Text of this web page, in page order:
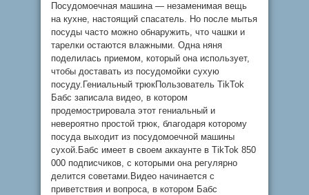
Посудомоечная машина — незаменимая вещь
на кухне, настоящий спасатель. Но после мытья
посуды часто можно обнаружить, что чашки и
тарелки остаются влажными. Одна няня
поделилась приемом, который она использует,
чтобы доставать из посудомойки сухую
посуду.Гениальный трюкПользователь TikTok
Бабс записала видео, в котором
продемострировала этот гениальный и
невероятно простой трюк, благодаря которому
посуда выходит из посудомоечной машины
сухой.Бабс имеет в своем аккаунте в TikTok 850
000 подписчиков, с которыми она регулярно
делится советами.Видео начинается с
приветствия и вопроса, в котором Бабс